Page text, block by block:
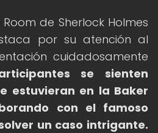
de Sherlock Holmes
por su atención al
cuidadosamente
se sienten
estuvieran en la Baker
con el famoso
un caso intrigante.